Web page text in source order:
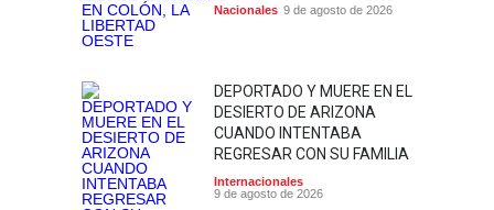
Nacionales 9 de agosto de 2026
DEPORTADO Y MUERE EN EL
DESIERTO DE ARIZONA
CUANDO INTENTABA
REGRESAR CON SU FAMILIA
Internacionales
9 de agosto de 2026